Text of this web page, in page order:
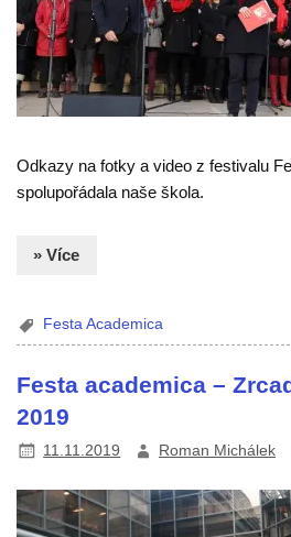
Odkazy na fotky a video z festivalu
spolupořádala naše škola.
» Více
Festa Academica
Festa academica –
2019
11.11.2019 Roman Michálek